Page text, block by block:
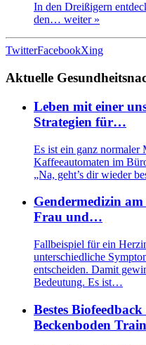
In den Dreißigern
den… weiter »
TwitterFacebookXing
Aktuelle
Leben mit einer
Strategien für…
Es ist ein ganz normaler
Kaffeeautomaten im
„Na, geht’s dir wieder
Gendermedizin
Frau und…
Fallbeispiel für ein
unterschiedliche
entscheiden. Damit
Bedeutung. Es ist…
Bestes
Beckenboden